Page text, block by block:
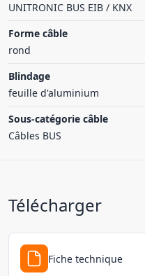
UNITRONIC BUS EIB / KNX
Forme câble
rond
Blindage
feuille d'aluminium
Sous-catégorie câble
Câbles BUS
Télécharger
Fiche technique